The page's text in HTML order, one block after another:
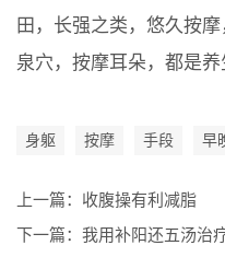
田，长强之类，悠久按
泉穴，按摩耳朵，都是
身躯 按摩 手段 早
上一篇： 收腹操有利减脂
下一篇： 我用补阳还五汤治